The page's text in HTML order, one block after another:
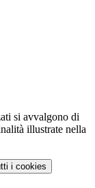
si avvalgono di
illustrate nella
i cookies